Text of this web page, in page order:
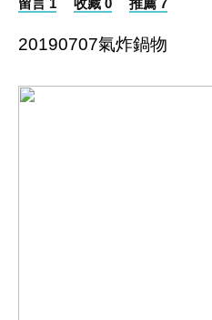
留言 1 收藏 0 推薦 7
20190707氣炸鍋物